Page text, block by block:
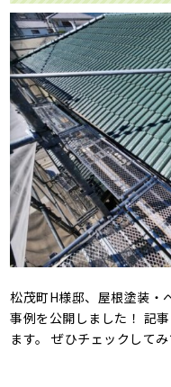
松茂町H様邸、屋根塗装・
事例を公開しました！ 記
ます。 ぜひチェックして